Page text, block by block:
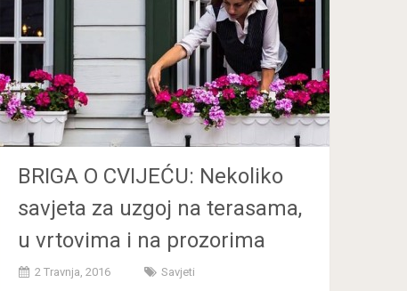
BRIGA O CVIJEĆU: Nekoliko
savjeta za uzgoj na terasama,
u vrtovima i na prozorima
2 Travnja, 2016 Savjeti